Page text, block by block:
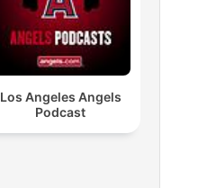
Los Angeles Angels
Podcast